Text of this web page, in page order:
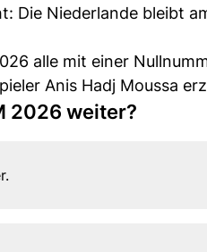
Die Niederlande bleibt
alle mit einer
Anis Hadj Moussa
2026 weiter?